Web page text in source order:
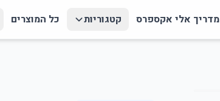
מדריך אלי אקספרס קטגוריות כל המוצרים